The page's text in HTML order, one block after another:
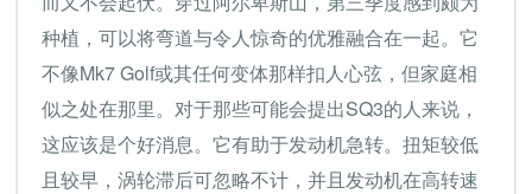
种植，可以将弯道与令人惊奇的优雅融合在一起。它
不像Mk7 Golf或其任何变体那样扣人心弦，但家庭相
似之处在那里。对于那些可能会提出SQ3的人来说，
这应该是个好消息。它有助于发动机急转。扭矩较低
且较早，涡轮滞后可忽略不计，并且发动机在高转速